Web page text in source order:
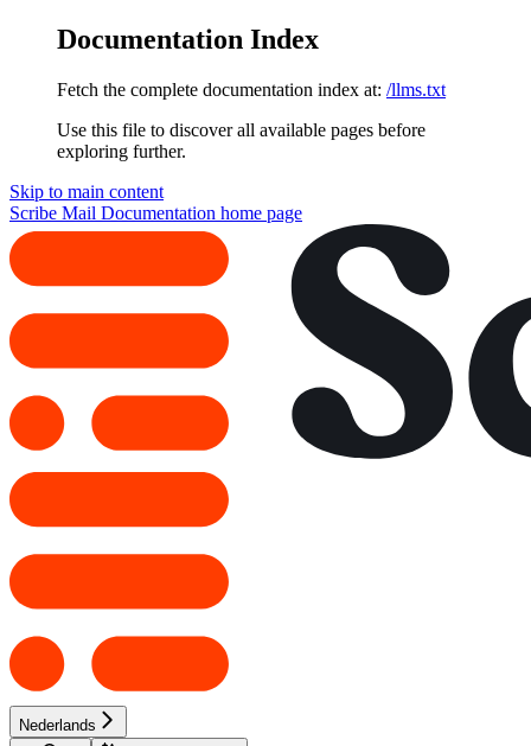
Documentation Index
Fetch the complete documentation index at: /llms.txt
Use this file to discover all available pages before
exploring further.
Skip to main content
Scribe Mail Documentation home page
Nederlands